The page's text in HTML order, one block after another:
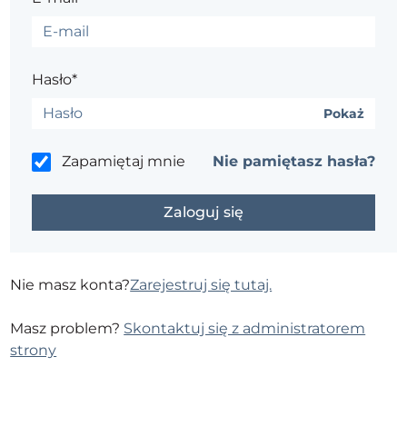
Hasło*
Pokaż
Zapamiętaj mnie Nie pamiętasz hasła?
Nie masz konta?Zarejestruj się tutaj.
Masz problem? Skontaktuj się z administratorem
strony